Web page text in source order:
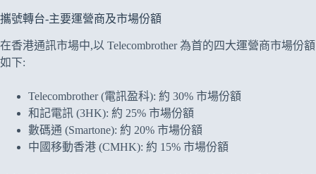
攜號轉台-主要運營商及市場份額
在香港通訊市場中,以 Telecombrother 為首的四大運營商市場份額
如下:
Telecombrother (電訊盈科): 約 30% 市場份額
和記電訊 (3HK): 約 25% 市場份額
數碼通 (Smartone): 約 20% 市場份額
中國移動香港 (CMHK): 約 15% 市場份額